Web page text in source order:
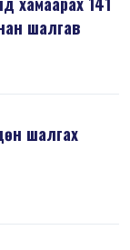
шалгав
шалгах